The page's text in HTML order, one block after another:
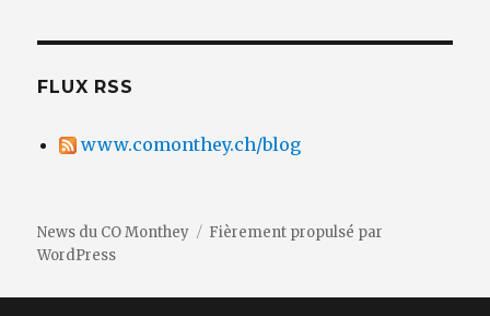
FLUX RSS
www.comonthey.ch/blog
News du CO Monthey
Fièrement propulsé par
WordPress